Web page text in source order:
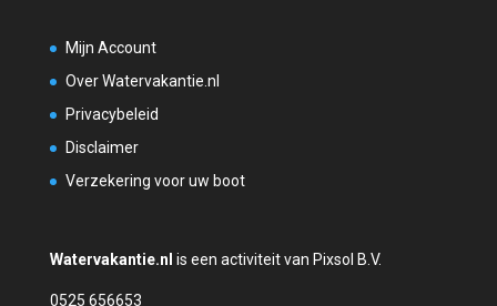
Mijn Account
Over Watervakantie.nl
Privacybeleid
Disclaimer
Verzekering voor uw boot
Watervakantie.nl is een activiteit van Pixsol B.V.
0525 656653